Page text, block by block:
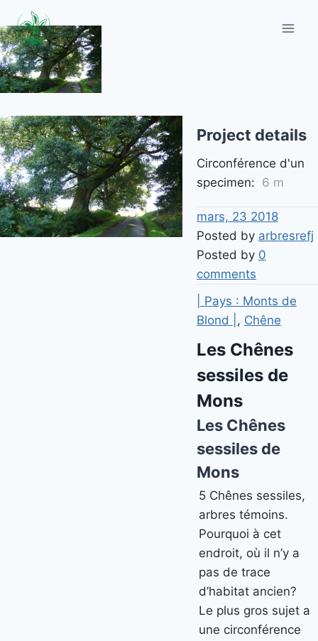
au
contenu
Project details
Circonférence d'un
specimen: 6 m
mars, 23 2018
Posted by arbresrefj
Posted by 0
comments
| Pays : Monts de
Blond | , Chêne
Les Chênes
sessiles de
Mons
Les Chênes
sessiles de
Mons
5 Chênes sessiles,
arbres témoins.
Pourquoi à cet
endroit, où il n’y a
pas de trace
d’habitat ancien?
Le plus gros sujet a
une circonférence